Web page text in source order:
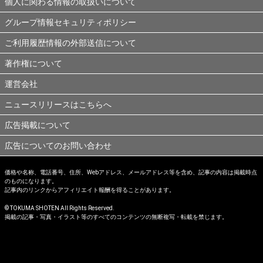
グループ情報セキュリティポリシー
ご利用履歴情報の外部送信について
著作権について
運営会社
ニュースリリースはこちらへ
広告掲載について
広告についてのお問い合わせ
価格や名称、電話番号、住所、Webアドレス、メールアドレス等を含め、記事の内容は掲載時点
のものになります。
記事内のリンクからアフィリエイト報酬を得ることがあります。
© TOKUMA SHOTEN All Rights Reserved.
掲載の記事・写真・イラスト等のすべてのコンテンツの無断複写・転載を禁じます。